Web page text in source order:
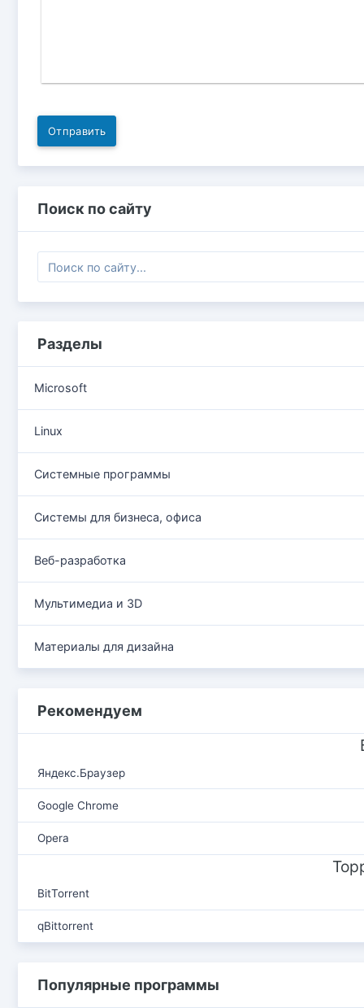
Отправить
Поиск по сайту
Разделы
Microsoft
Linux
Системные программы
Системы для бизнеса, офиса
Веб-разработка
Мультимедиа и 3D
Материалы для дизайна
Рекомендуем
Яндекс.Браузер
Google Chrome
Opera
BitTorrent
qBittorrent
Популярные программы